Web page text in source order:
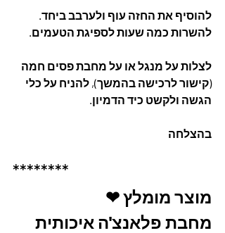
להוסיף את החזה עוף ולערבב ביחד.
להשרות כמה שעות לספיגת הטעמים.
לצלות על מנגל או על מחבת פסים חמה
(קישור לרכישה בהמשך), להניח על כלי
הגשה ולקשט כיד הדמיון.
בהצלחה
********
מוצר מומלץ ❤
מחבת פלאנצ'ה איכותית